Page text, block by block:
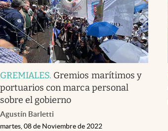
GREMIALES. Gremios marítimos y
portuarios con marca personal
sobre el gobierno
Agustín Barletti
martes, 08 de Noviembre de 2022